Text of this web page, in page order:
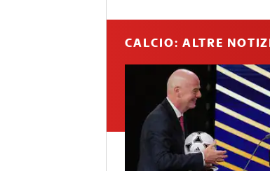
CALCIO: ALTRE